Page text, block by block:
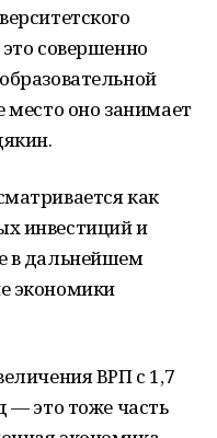
совершенно
место оно занимает
как
инвестиций и
в дальнейшем
экономики
ВРП с 1,7
— это тоже часть